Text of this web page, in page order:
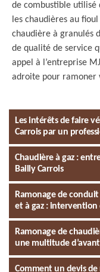
de combustible utilisé
les chaudières au
chaudière à granulés
de qualité de service
appel à l’entreprise
adroite pour ramoner
Les intérêts de faire
Carrois par un
Chaudière à gaz :
Bailly Carrois
Ramonage de
et à gaz : intervention
Ramonage de
une multitude
Comment un devis de